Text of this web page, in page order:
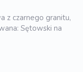
z czarnego granitu,
Sętowski na